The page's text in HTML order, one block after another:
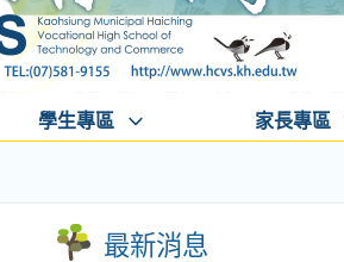
學生專區 家長專區
最新消息